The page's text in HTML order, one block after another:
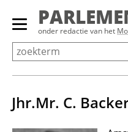
Overslaan
Primair
menu
tonen/verbergen
onder redactie van het
Jhr.Mr. C.